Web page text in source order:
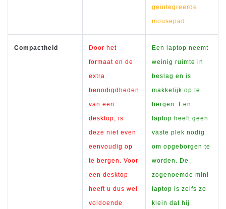
geïntegreerde
mousepad.
Compactheid
Door het
formaat en de
extra
benodigdheden
van een
desktop, is
deze niet even
eenvoudig op
te bergen. Voor
een desktop
heeft u dus wel
voldoende
Een laptop neemt
weinig ruimte in
beslag en is
makkelijk op te
bergen. Een
laptop heeft geen
vaste plek nodig
om opgeborgen te
worden. De
zogenoemde mini
laptop is zelfs zo
klein dat hij